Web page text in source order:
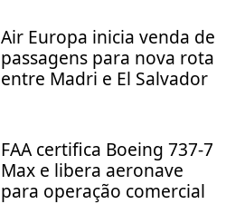
Air Europa inicia venda de
passagens para nova rota
entre Madri e El Salvador
FAA certifica Boeing 737-7
Max e libera aeronave
para operação comercial